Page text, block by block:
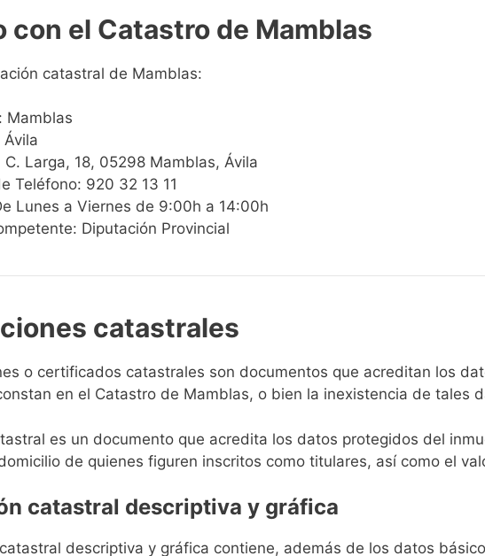
con el Catastro de Mamblas
catastral de Mamblas:
Mamblas
Ávila
C. Larga, 18, 05298 Mamblas, Ávila
Teléfono: 920 32 13 11
Lunes a Viernes de 9:00h a 14:00h
Diputación Provincial
catastrales
o certificados catastrales son documentos que acreditan los
en el Catastro de Mamblas, o bien la inexistencia de tales
es un documento que acredita los datos protegidos del
de quienes figuren inscritos como titulares, así como el
catastral descriptiva y gráfica
descriptiva y gráfica contiene, además de los datos